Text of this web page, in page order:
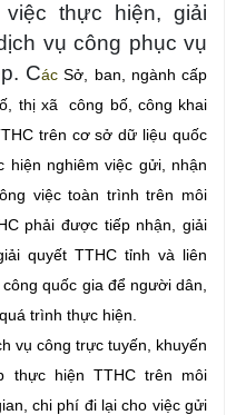
thực hiện, giải
vụ công phục vụ
Các Sở, ban, ngành cấp
thị xã công bố, công khai
trên cơ sở dữ liệu quốc
hiện nghiêm việc gửi, nhận
việc toàn trình trên môi
phải được tiếp nhận, giải
quyết TTHC tỉnh và liên
quốc gia để người dân,
trình thực hiện.
vụ công trực tuyến, khuyến
thực hiện TTHC trên môi
chi phí đi lại cho việc gửi